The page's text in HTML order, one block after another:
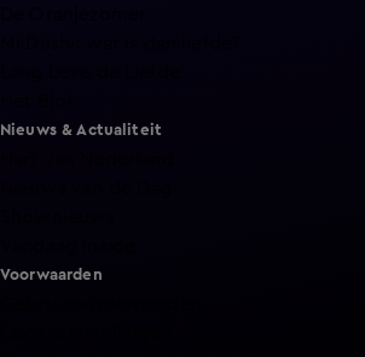
Nieuws & Actualiteit
Voorwaarden